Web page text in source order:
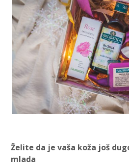
Želite da je vaša koža još
mlada